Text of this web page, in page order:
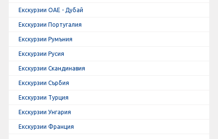
Екскурзии ОАЕ - Дубай
Екскурзии Португалия
Екскурзии Румъния
Екскурзии Русия
Екскурзии Скандинавия
Екскурзии Сърбия
Екскурзии Турция
Екскурзии Унгария
Екскурзии Франция